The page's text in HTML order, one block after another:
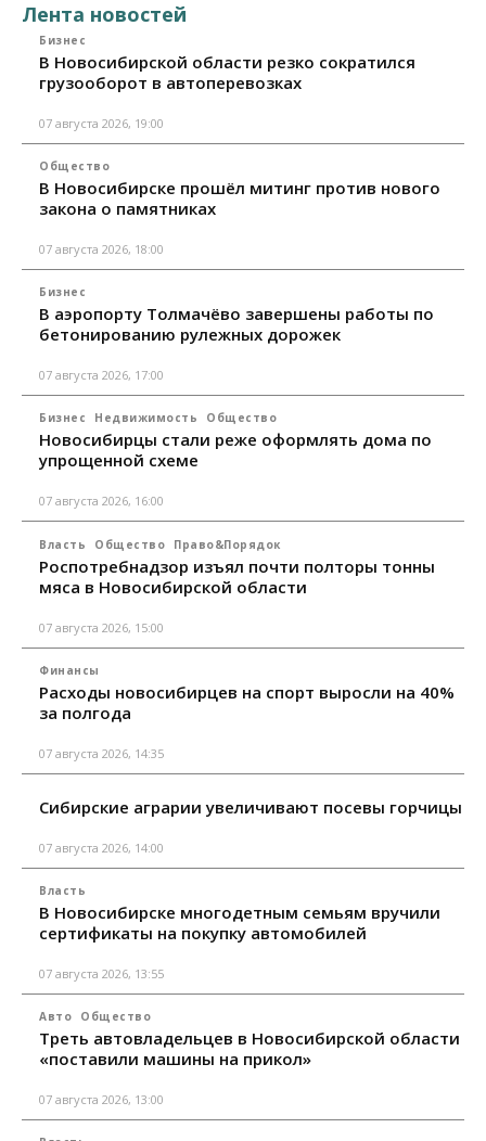
Лента новостей
Бизнес
В Новосибирской области резко сократился
грузооборот в автоперевозках
07 августа 2026, 19:00
Общество
В Новосибирске прошёл митинг против нового
закона о памятниках
07 августа 2026, 18:00
Бизнес
В аэропорту Толмачёво завершены работы по
бетонированию рулежных дорожек
07 августа 2026, 17:00
Бизнес Недвижимость Общество
Новосибирцы стали реже оформлять дома по
упрощенной схеме
07 августа 2026, 16:00
Власть Общество Право&Порядок
Роспотребнадзор изъял почти полторы тонны
мяса в Новосибирской области
07 августа 2026, 15:00
Финансы
Расходы новосибирцев на спорт выросли на 40%
за полгода
07 августа 2026, 14:35
Сибирские аграрии увеличивают посевы горчицы
07 августа 2026, 14:00
Власть
В Новосибирске многодетным семьям вручили
сертификаты на покупку автомобилей
07 августа 2026, 13:55
Авто Общество
Треть автовладельцев в Новосибирской области
«поставили машины на прикол»
07 августа 2026, 13:00